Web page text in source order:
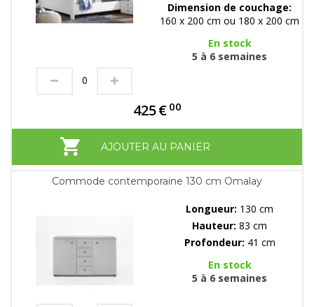
Dimension de couchage:
160 x 200 cm ou 180 x 200 cm
En stock
5 à 6 semaines
425€ 00
AJOUTER AU PANIER
Commode contemporaine 130 cm Omalay
Longueur: 130 cm
Hauteur: 83 cm
Profondeur: 41 cm
En stock
5 à 6 semaines